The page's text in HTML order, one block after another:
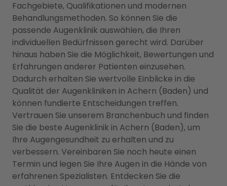
Fachgebiete, Qualifikationen und modernen
Behandlungsmethoden. So können Sie die
passende Augenklinik auswählen, die Ihren
individuellen Bedürfnissen gerecht wird. Darüber
hinaus haben Sie die Möglichkeit, Bewertungen und
Erfahrungen anderer Patienten einzusehen.
Dadurch erhalten Sie wertvolle Einblicke in die
Qualität der Augenkliniken in Achern (Baden) und
können fundierte Entscheidungen treffen.
Vertrauen Sie unserem Branchenbuch und finden
Sie die beste Augenklinik in Achern (Baden), um
Ihre Augengesundheit zu erhalten und zu
verbessern. Vereinbaren Sie noch heute einen
Termin und legen Sie Ihre Augen in die Hände von
erfahrenen Spezialisten. Entdecken Sie die